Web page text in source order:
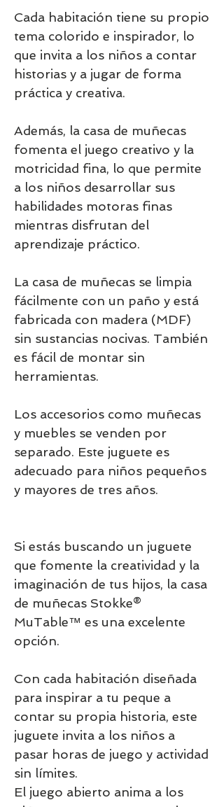
Cada habitación tiene su propio
tema colorido e inspirador, lo
que invita a los niños a contar
historias y a jugar de forma
práctica y creativa.
Además, la casa de muñecas
fomenta el juego creativo y la
motricidad fina, lo que permite
a los niños desarrollar sus
habilidades motoras finas
mientras disfrutan del
aprendizaje práctico.
La casa de muñecas se limpia
fácilmente con un paño y está
fabricada con madera (MDF)
sin sustancias nocivas. También
es fácil de montar sin
herramientas.
Los accesorios como muñecas
y muebles se venden por
separado. Este juguete es
adecuado para niños pequeños
y mayores de tres años.
Si estás buscando un juguete
que fomente la creatividad y la
imaginación de tus hijos, la casa
de muñecas Stokke®
MuTable™ es una excelente
opción.
Con cada habitación diseñada
para inspirar a tu peque a
contar su propia historia, este
juguete invita a los niños a
pasar horas de juego y actividad
sin límites.
El juego abierto anima a los